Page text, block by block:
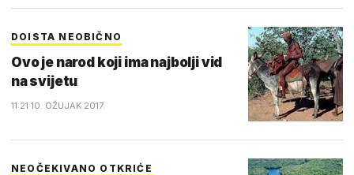
DOISTA NEOBIČNO
Ovo je narod koji ima najbolji vid
na svijetu
11:21 10. OŽUJAK 2017.
NEOČEKIVANO OTKRIĆE